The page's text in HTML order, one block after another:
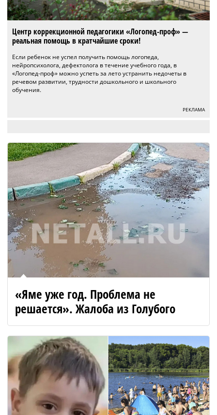
Центр коррекционной педагогики «Логопед-проф» —
реальная помощь в кратчайшие сроки!
Если ребенок не успел получить помощь логопеда,
нейропсихолога, дефектолога в течение учебного года, в
«Логопед-проф» можно успеть за лето устранить недочеты в
речевом развитии, трудности дошкольного и школьного
обучения.
РЕКЛАМА
«Яме уже год. Проблема не
решается». Жалоба из Голубого